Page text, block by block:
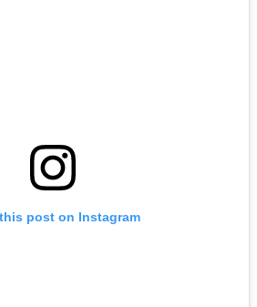
post on Instagram